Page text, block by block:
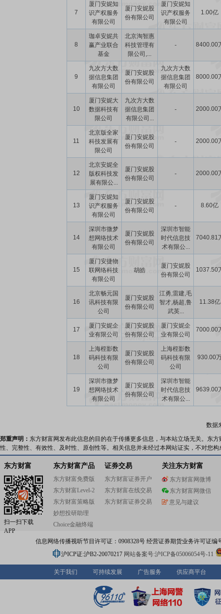
7
厦门安妮知
识产权服务
有限公司
厦门安妮股
份有限公司
厦门安妮知
识产权服务
有限公司
1.00亿
8
珈卓安妮共
赢产业联合
基金
北京淘智惠
科技管理有
限公司,...
- 8400.00
9
九次方大数
据信息集团
有限公司
厦门安妮股
份有限公司
九次方大数
据信息集团
有限公司
8000.00
10
厦门安妮大
数据科技有
限公司
九次方大数
据信息集团
有限公司...
- 2000.00
11
北京版全家
科技发展有
限公司
厦门安妮股
份有限公司
- 2000.00
12
北京安妮全
版权科技发
展有限公...
厦门安妮股
份有限公司
- 2000.00
13
厦门安妮知
识产权服务
有限公司
厦门安妮股
份有限公司
- 8.60亿
14
深圳市微梦
想网络技术
有限公司
厦门安妮股
份有限公司
深圳市智能
时代信息技
术有限公...
7040.81
15
厦门安捷物
联网络科技
有限公司
胡皓
厦门安妮股
份有限公司
1037.50
16
北京畅元国
讯科技有限
公司
厦门安妮股
份有限公司
江勇,雷建,毛
智才,杨超,鲁
武英...
11.38亿
17
厦门安妮企
业有限公司
厦门安妮股
份有限公司
厦门安妮企
业有限公司
7000.00
18
上海桎影数
码科技有限
公司
厦门安妮股
份有限公司
上海桎影数
码科技有限
公司
930.00
19
深圳市微梦
想网络技术
有限公司
厦门安妮股
份有限公司
深圳市智能
时代信息技
术有限公...
9639.00
数据
郑重声明： 东方财富网发布此信息的目的在于传播更多信息，与本站立场无关。东
性、完整性、有效性、及时性、原创性等。相关信息并未经过本网站证实，不对您
东方财富
扫一扫下载
APP
东方财富产品
东方财富免费版
东方财富Level-2
东方财富策略版
妙想投研助理
Choice金融终端
证券交易
东方财富证券开户
东方财富在线交易
东方财富证券交易
关注东方财富
东方财富网微博
东方财富网微信
意见与建议
信息网络传播视听节目许可证：0908328号 经营证券期货业务许可证编
沪ICP证:沪B2-20070217 网站备案号:沪ICP备05006054号-11
关于我们 可持续发展 广告服务 供应商平台